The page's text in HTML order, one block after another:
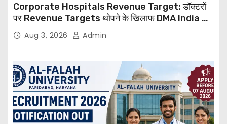
Corporate Hospitals Revenue Target: डॉक्टरों
पर Revenue Targets थोपने के खिलाफ DMA India का
बड़ा कदम, NHRC से Suo Motu जांच की मांग
Aug 3, 2026 Admin